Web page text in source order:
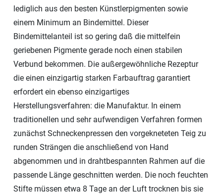
lediglich aus den besten Künstlerpigmenten sowie
einem Minimum an Bindemittel. Dieser
Bindemittelanteil ist so gering daß die mittelfein
geriebenen Pigmente gerade noch einen stabilen
Verbund bekommen. Die außergewöhnliche Rezeptur
die einen einzigartig starken Farbauftrag garantiert
erfordert ein ebenso einzigartiges
Herstellungsverfahren: die Manufaktur. In einem
traditionellen und sehr aufwendigen Verfahren formen
zunächst Schneckenpressen den vorgekneteten Teig zu
runden Strängen die anschließend von Hand
abgenommen und in drahtbespannten Rahmen auf die
passende Länge geschnitten werden. Die noch feuchten
Stifte müssen etwa 8 Tage an der Luft trocknen bis sie